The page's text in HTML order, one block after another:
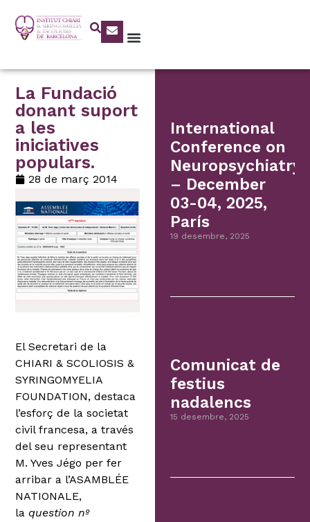
La Fundació
donant suport
a les
iniciatives
populars.
28 de març 2014
El Secretari de la
CHIARI & SCOLIOSIS &
SYRINGOMYELIA
FOUNDATION, destaca
l’esforç de la societat
civil francesa, a través
del seu representant
M. Yves Jégo per fer
arribar a l’ASAMBLÉE
NATIONALE,
laquestion nº
International
Conference on
Neuropsychiatry
– December
03-04, 2025,
París
19 desembre, 2025
Comunicat de
festius
nadalencs
15 desembre, 2025